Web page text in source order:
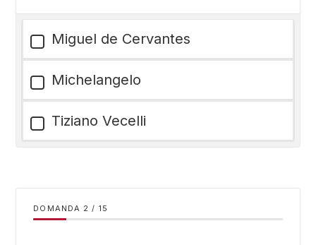
Miguel de Cervantes
Michelangelo
Tiziano Vecelli
DOMANDA / 15